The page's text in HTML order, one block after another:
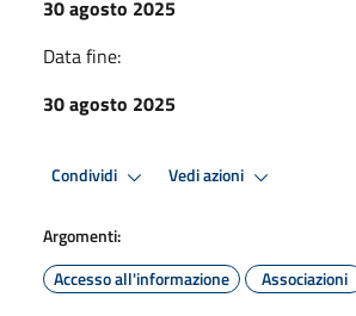
30 agosto 2025
Data fine:
30 agosto 2025
Condividi Vedi azioni
Argomenti:
Accesso all'informazione
Associazioni